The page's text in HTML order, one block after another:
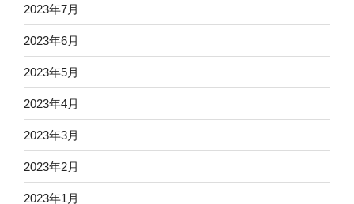
2023年7月
2023年6月
2023年5月
2023年4月
2023年3月
2023年2月
2023年1月